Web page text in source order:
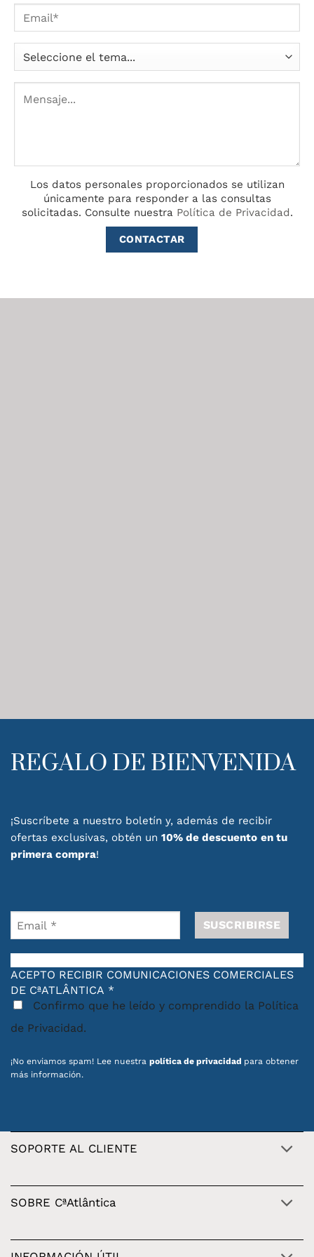
Los datos personales proporcionados se utilizan
únicamente para responder a las consultas
solicitadas. Consulte nuestra Política de Privacidad.
REGALO DE BIENVENIDA
¡Suscríbete a nuestro boletín y, además de recibir
ofertas exclusivas, obtén un 10% de descuento en tu
primera compra!
ACEPTO RECIBIR COMUNICACIONES COMERCIALES
DE CªATLÂNTICA *
Confirmo que he leído y comprendido la Política
de Privacidad.
¡No enviamos spam! Lee nuestra política de privacidad para obtener
más información.
SOPORTE AL CLIENTE
SOBRE CªAtlântica